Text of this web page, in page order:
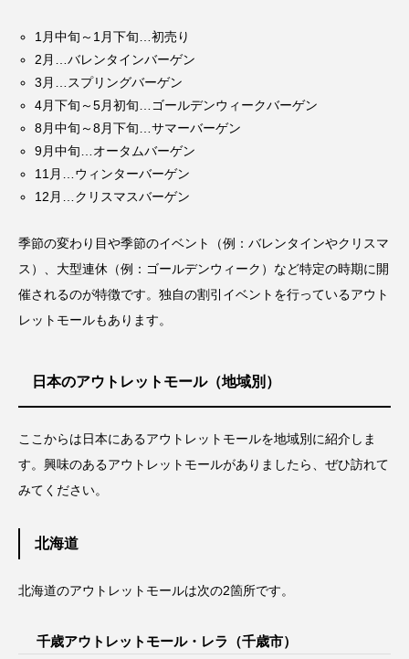
1月中旬～1月下旬…初売り
2月…バレンタインバーゲン
3月…スプリングバーゲン
4月下旬～5月初旬…ゴールデンウィークバーゲン
8月中旬～8月下旬…サマーバーゲン
9月中旬…オータムバーゲン
11月…ウィンターバーゲン
12月…クリスマスバーゲン
季節の変わり目や季節のイベント（例：バレンタインやクリスマ
ス）、大型連休（例：ゴールデンウィーク）など特定の時期に開
催されるのが特徴です。独自の割引イベントを行っているアウト
レットモールもあります。
日本のアウトレットモール（地域別）
ここからは日本にあるアウトレットモールを地域別に紹介しま
す。興味のあるアウトレットモールがありましたら、ぜひ訪れて
みてください。
北海道
北海道のアウトレットモールは次の2箇所です。
千歳アウトレットモール・レラ（千歳市）